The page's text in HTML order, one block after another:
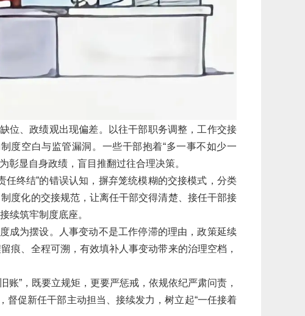
位、政绩观出现偏差。以往干部职务调整，工作交接
度空白与监管漏洞。一些干部抱着“多一事不如少一
彰显自身政绩，盲目推翻过往合理决策。
终结”的错误认知，摒弃笼统模糊的交接模式，分类
度化的交接规范，让离任干部交得清楚、接任干部接
续筑牢制度底座。
成为摆设。人事变动不是工作停滞的理由，政策延续
痕、全程可溯，有效填补人事变动带来的治理空档，
账”，既要立规矩，更要严惩戒，依规依纪严肃问责，
督促新任干部主动担当、接续发力，树立起“一任接着